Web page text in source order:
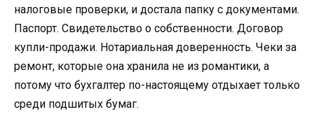
налоговые проверки, и достала папку с документами.
Паспорт. Свидетельство о собственности. Договор
купли-продажи. Нотариальная доверенность. Чеки за
ремонт, которые она хранила не из романтики, а
потому что бухгалтер по-настоящему отдыхает только
среди подшитых бумаг.